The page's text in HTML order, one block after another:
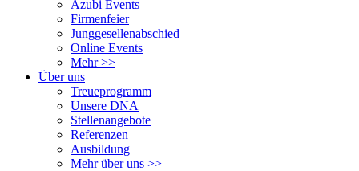
Azubi Events
Firmenfeier
Junggesellenabschied
Online Events
Mehr >>
Über uns
Treueprogramm
Unsere DNA
Stellenangebote
Referenzen
Ausbildung
Mehr über uns >>